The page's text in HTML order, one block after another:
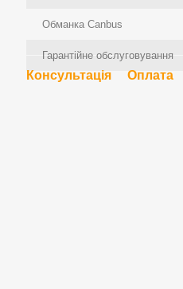
Обманка Canbus
Гарантійне обслуговування
Консультація Оплата